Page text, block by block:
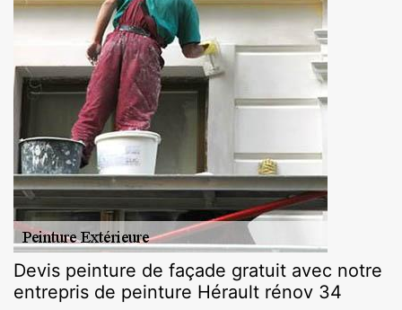
Devis peinture de façade gratuit avec notre
entrepris de peinture Hérault rénov 34